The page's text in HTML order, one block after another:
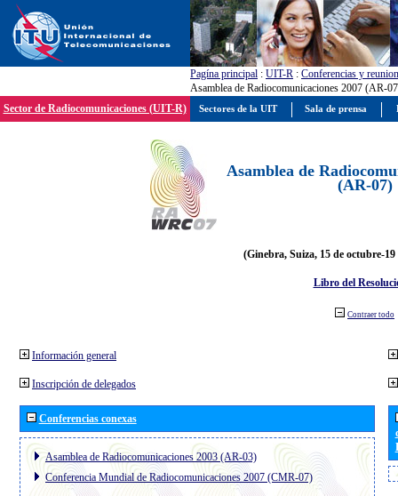
Pagína principal : UIT-R : Conferencias y
Asamblea de Radiocomunicaciones 2007 (AR-
Sector de Radiocomunicaciones (UIT-R)
Asamblea de
(AR-07)
(Ginebra, Suiza, 15 de octubre-19
Libro del
Contraer todo
Información general
Inscripción de delegados
Conferencias conexas
Asamblea de Radiocomunicaciones 2003 (AR-03)
Conferencia Mundial de Radiocomunicaciones 2007 (CMR-07)
Sectores de la UIT Sala de prensa